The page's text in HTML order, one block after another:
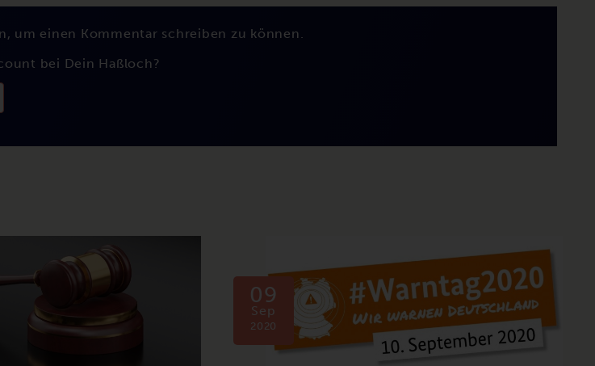
um einen Kommentar schreiben zu können.
bei Dein Haßloch?
09
Sep
2020